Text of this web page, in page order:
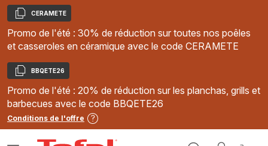
Copier
CERAMETE
Promo de l'été : 30% de réduction sur toutes nos poêles
et casseroles en céramique avec le code CERAMETE
Copier
BBQETE26
Promo de l'été : 20% de réduction sur les planchas, grills et
barbecues avec le code BBQETE26
Conditions de l'offre